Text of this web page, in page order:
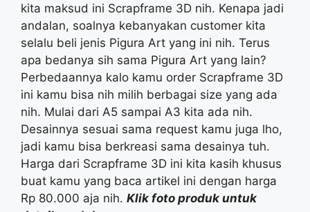
kita maksud ini Scrapframe 3D nih. Kenapa jadi
andalan, soalnya kebanyakan customer kita
selalu beli jenis Pigura Art yang ini nih. Terus
apa bedanya sih sama Pigura Art yang lain?
Perbedaannya kalo kamu order Scrapframe 3D
ini kamu bisa nih milih berbagai size yang ada
nih. Mulai dari A5 sampai A3 kita ada nih.
Desainnya sesuai sama request kamu juga lho,
jadi kamu bisa berkreasi sama desainya tuh.
Harga dari Scrapframe 3D ini kita kasih khusus
buat kamu yang baca artikel ini dengan harga
Rp 80.000 aja nih. Klik foto produk untuk